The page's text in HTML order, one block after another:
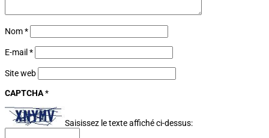
Nom*
E-mail *
Site web
CAPTCHA*
Saisissez le texte affiché ci-dessus: